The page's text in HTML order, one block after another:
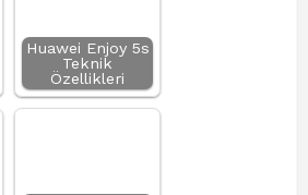
Huawei Enjoy 5s
Teknik
Özellikleri